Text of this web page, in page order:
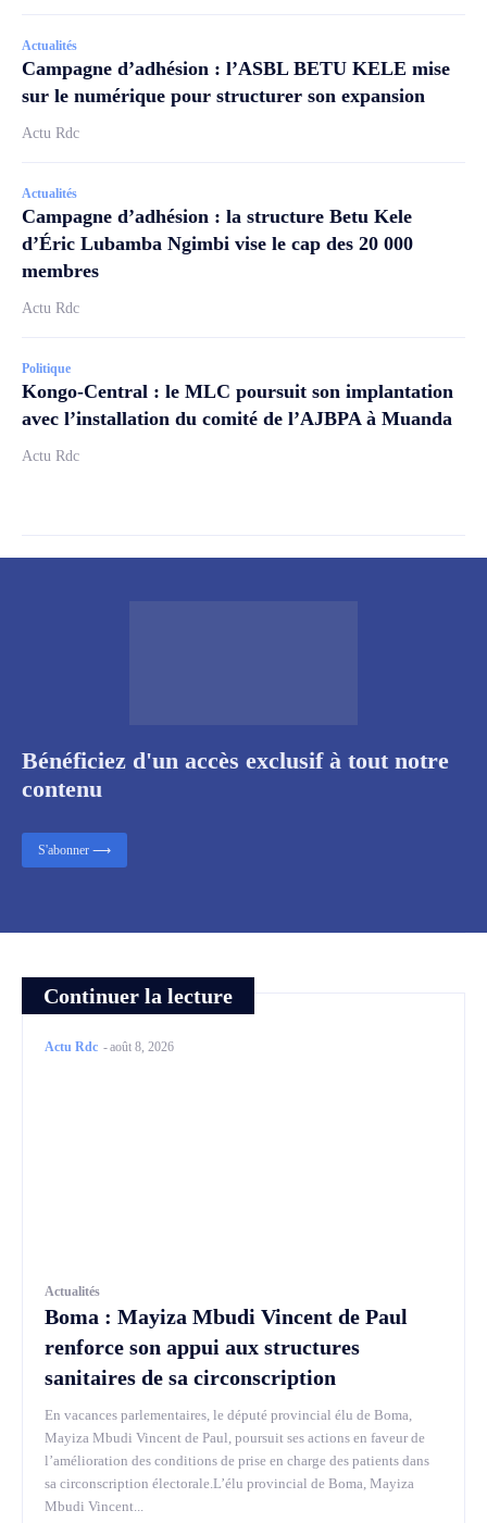
Actualités
Campagne d’adhésion : l’ASBL BETU KELE mise
sur le numérique pour structurer son expansion
Actu Rdc
Actualités
Campagne d’adhésion : la structure Betu Kele
d’Éric Lubamba Ngimbi vise le cap des 20 000
membres
Actu Rdc
Politique
Kongo-Central : le MLC poursuit son implantation
avec l’installation du comité de l’AJBPA à Muanda
Actu Rdc
Continuer la lecture
Actu Rdc -août 8, 2026
Actualités
Boma : Mayiza Mbudi Vincent de Paul
renforce son appui aux structures
sanitaires de sa circonscription
En vacances parlementaires, le député provincial élu de Boma,
Mayiza Mbudi Vincent de Paul, poursuit ses actions en faveur de
l’amélioration des conditions de prise en charge des patients dans
sa circonscription électorale.L’élu provincial de Boma, Mayiza
Mbudi Vincent...
Bénéficiez d'un accès exclusif à tout notre
contenu
S'abonner ⟶